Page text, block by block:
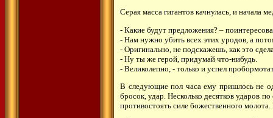
Серая масса гигантов качнулась, и начала
- Какие будут предложения? –
- Нам нужно убить всех этих уродов, а
- Оригинально, не подскажешь, как это
- Ну ты же герой, придумай что-нибудь.
- Великолепно, - только и успел
В следующие пол часа ему пришлось не
бросок, удар. Несколько десятков ударов
противостоять силе божественного